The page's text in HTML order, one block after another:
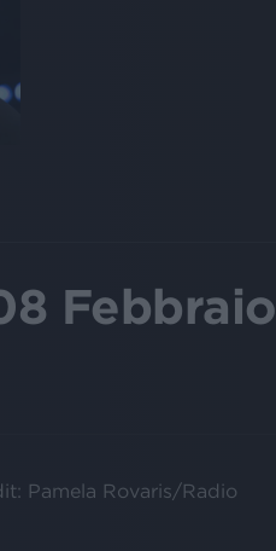
Febbraio
Pamela Rovaris/Radio